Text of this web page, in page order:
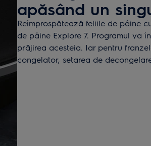
apăsând un
Reîmprospătează feliile de pâine
de pâine Explore 7. Programul va
prăjirea acesteia. Iar pentru
congelator, setarea de